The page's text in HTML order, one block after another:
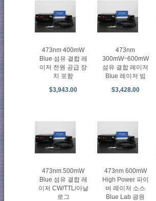
473nm 400mW
Blue 섬유 결합 레
이저 전원 공급 장
치 포함
$3,943.00
473nm
300mW~600mW
섬유 결합 레이저
Blue 레이저 빔
$3,428.00
473nm 500mW
Blue 섬유 결합 레
이저 CW/TTL/아날
로그
473nm 600mW
High Power 파이
버 레이저 소스
Blue Lab 광원